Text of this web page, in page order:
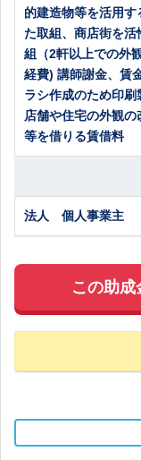
的建造物等を活用
た取組、商店街を
組（2軒以上での外
経費) 講師謝金、賃
ラシ作成のため印
店舗や住宅の外観
等を借りる賃借料
法人 個人事業主
この助